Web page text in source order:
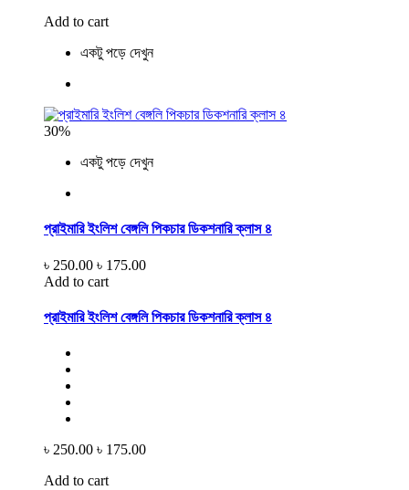
Add to cart
একটু পড়ে দেখুন
30%
একটু পড়ে দেখুন
প্রাইমারি ইংলিশ বেঙ্গলি পিকচার ডিকশনারি ক্লাস ৪
৳ 250.00 ৳ 175.00
Add to cart
প্রাইমারি ইংলিশ বেঙ্গলি পিকচার ডিকশনারি ক্লাস ৪
৳ 250.00 ৳ 175.00
Add to cart